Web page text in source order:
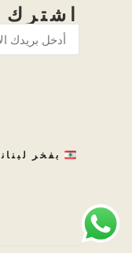
بفخر